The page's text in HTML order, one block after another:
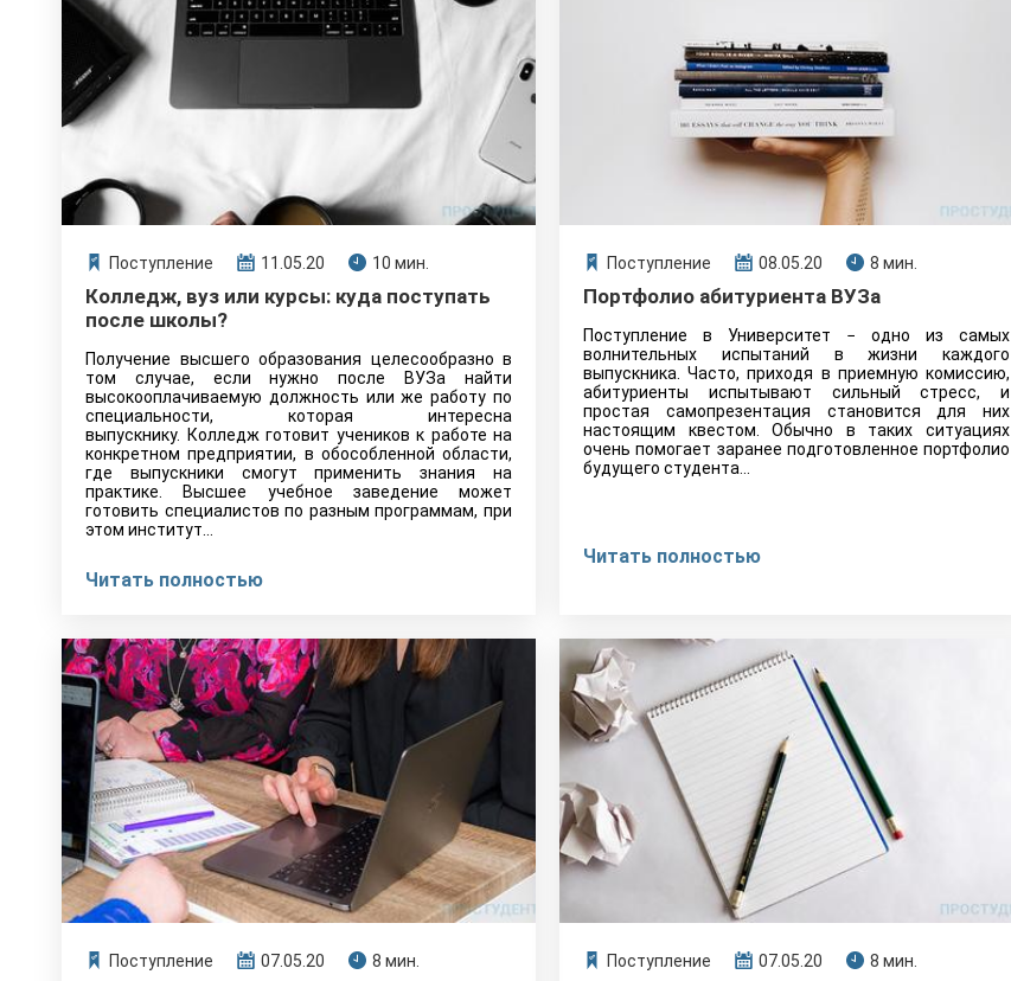
Поступление 11.05.20 10 мин.
Колледж, вуз или курсы: куда поступать
после школы?
Получение высшего образования целесообразно в
том случае, если нужно после ВУЗа найти
высокооплачиваемую должность или же работу по
специальности, которая интересна
выпускнику. Колледж готовит учеников к работе на
конкретном предприятии, в обособленной области,
где выпускники смогут применить знания на
практике. Высшее учебное заведение может
готовить специалистов по разным программам, при
этом институт...
Читать полностью
Поступление 08.05.20 8 мин.
Портфолио абитуриента ВУЗа
Поступление в Университет − одно из самых
волнительных испытаний в жизни каждого
выпускника. Часто, приходя в приемную комиссию,
абитуриенты испытывают сильный стресс, и
простая самопрезентация становится для них
настоящим квестом. Обычно в таких ситуациях
очень помогает заранее подготовленное портфолио
будущего студента...
Читать полностью
Поступление 07.05.20 8 мин. Поступление 07.05.20 8 мин.